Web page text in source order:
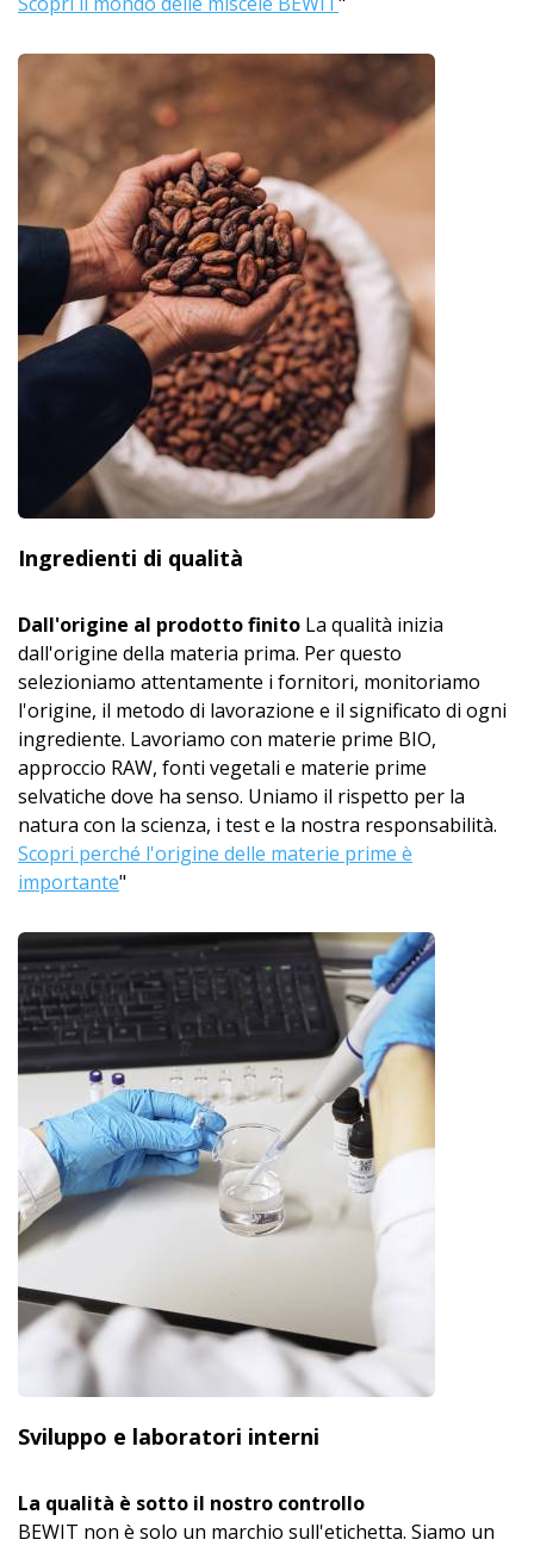
Ingredienti di qualità
Dall'origine al prodotto finito La qualità inizia
dall'origine della materia prima. Per questo
selezioniamo attentamente i fornitori, monitoriamo
l'origine, il metodo di lavorazione e il significato di ogni
ingrediente. Lavoriamo con materie prime BIO,
approccio RAW, fonti vegetali e materie prime
selvatiche dove ha senso. Uniamo il rispetto per la
natura con la scienza, i test e la nostra responsabilità.
Scopri perché l'origine delle materie prime è
importante"
Sviluppo e laboratori interni
La qualità è sotto il nostro controllo
BEWIT non è solo un marchio sull'etichetta. Siamo un